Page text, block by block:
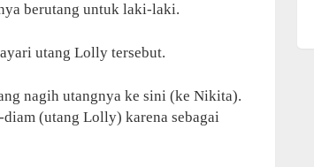
berutang untuk laki-laki.
utang Lolly tersebut.
nagih utangnya ke sini (ke Nikita).
(utang Lolly) karena sebagai